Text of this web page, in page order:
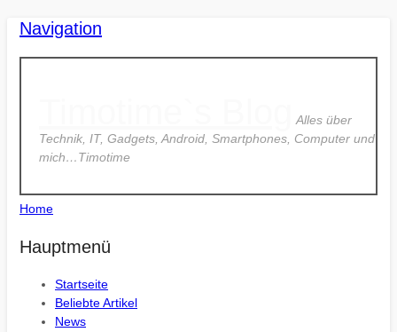
Navigation
Alles über
Technik, IT, Gadgets, Android, Smartphones, Computer und
mich…Timotime
Home
Hauptmenü
Startseite
Beliebte Artikel
News